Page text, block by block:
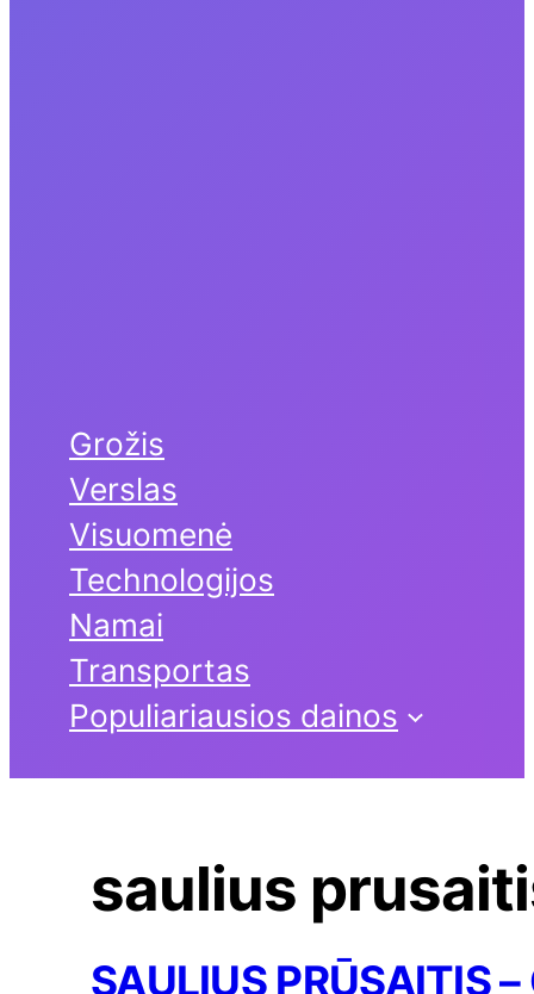
Grožis
Verslas
Visuomenė
Technologijos
Namai
Transportas
Populiariausios dainos
saulius
SAULIUS PRŪSAITIS